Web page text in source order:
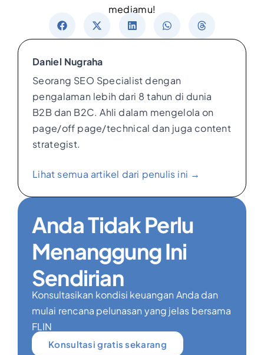
mediamu!
Daniel Nugraha
Seorang SEO Specialist dengan
pengalaman lebih dari 8 tahun di dunia
B2B dan B2C. Ahli dalam mengelola on
page/off page/technical dan juga content
strategist.
Lihat semua artikel dari penulis ini →
Anda Tidak Perlu
Menanggung Ini
Sendirian
Konsultasikan kondisi keuangan Anda dan
mulai rencana pelunasan yang jelas bersama
FLIN
Konsultasi gratis sekarang